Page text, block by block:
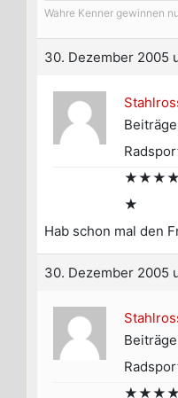
Wahre Kenner gewinnen
30. Dezember 2005
★
Hab schon mal den
30. Dezember 2005